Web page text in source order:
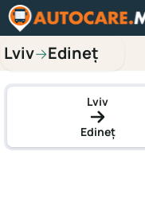
Lviv→Edineț
Lviv
Edineț